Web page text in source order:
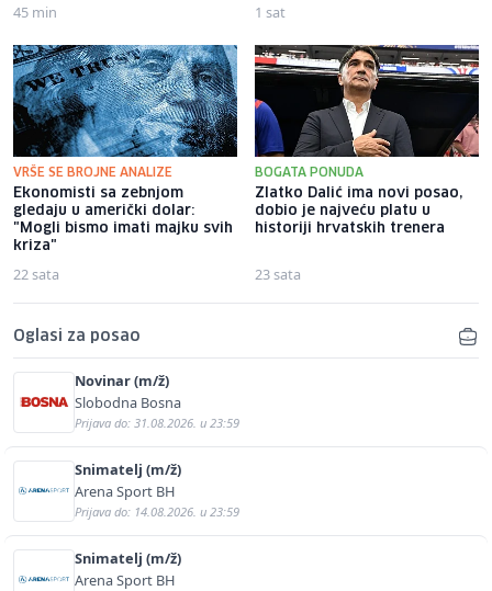
45 min 1 sat
VRŠE SE BROJNE ANALIZE
Ekonomisti sa zebnjom
gledaju u američki dolar:
"Mogli bismo imati majku svih
kriza"
22 sata
BOGATA PONUDA
Zlatko Dalić ima novi posao,
dobio je najveću platu u
historiji hrvatskih trenera
23 sata
Oglasi za posao
Novinar (m/ž)
Slobodna Bosna
Prijava do: 31.08.2026. u 23:59
Snimatelj (m/ž)
Arena Sport BH
Prijava do: 14.08.2026. u 23:59
Snimatelj (m/ž)
Arena Sport BH